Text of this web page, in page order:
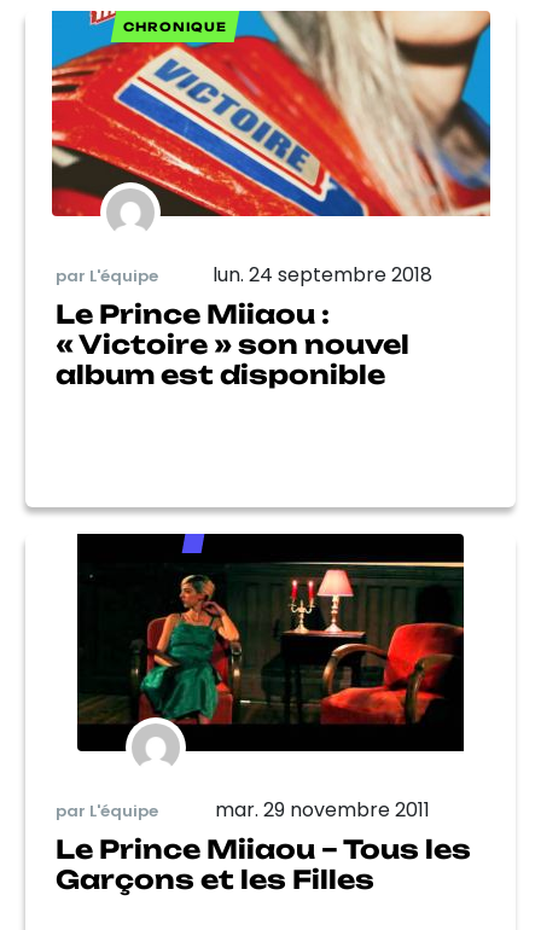
CHRONIQUE
par L'équipe lun. 24 septembre 2018
Le Prince Miiaou :
« Victoire » son nouvel
album est disponible
par L'équipe mar. 29 novembre 2011
Le Prince Miiaou – Tous les
Garçons et les Filles